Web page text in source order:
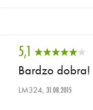
5,1
Bardzo dobra!
LM324, 31.08.2015